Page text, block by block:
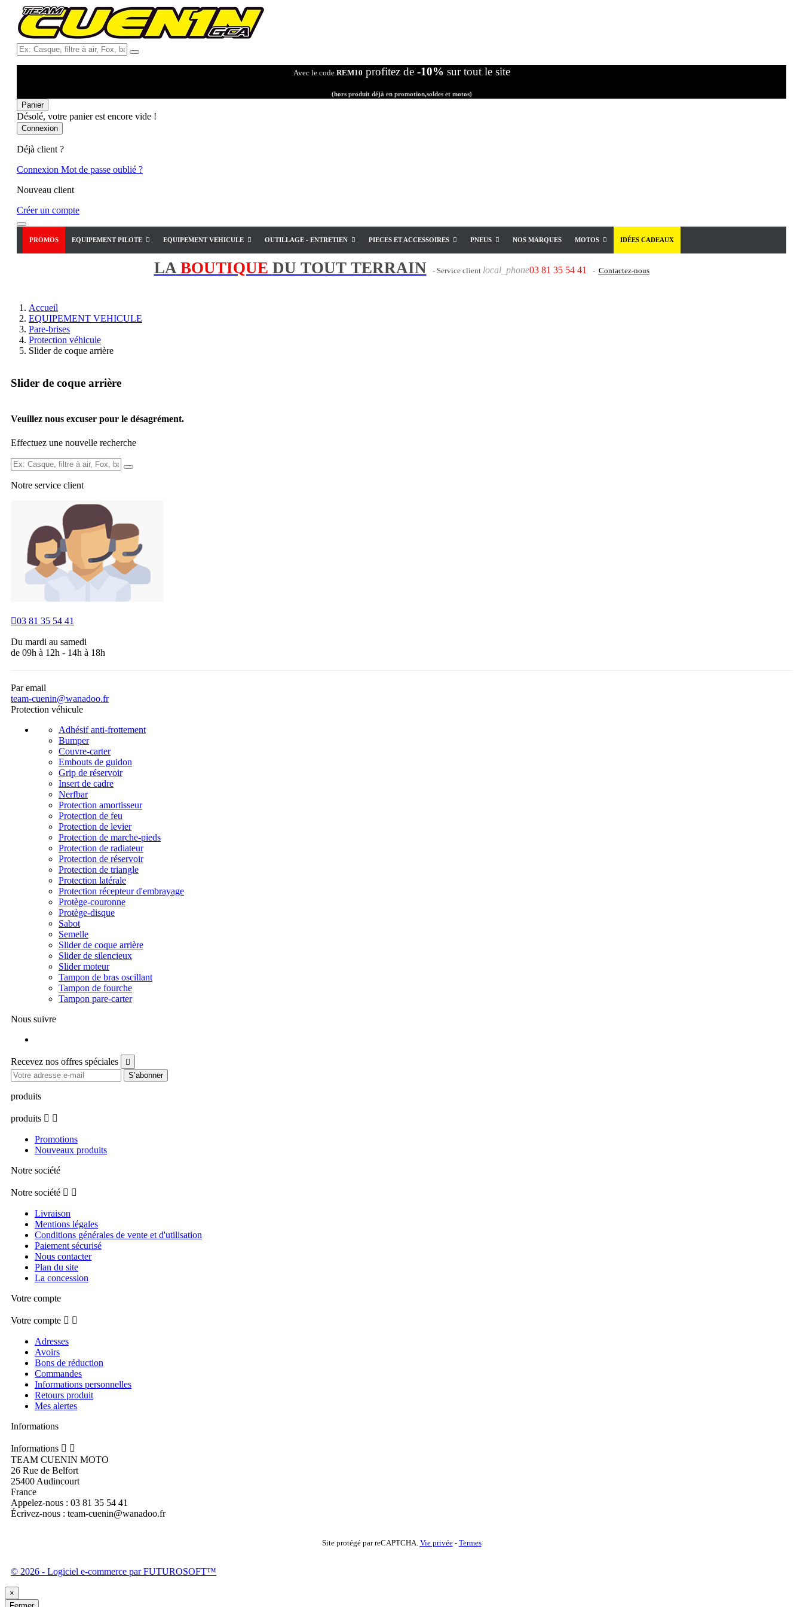
Ex:
Casque,
Fox,
...
Avec le code REM10 profitez de -10% sur tout le site
(hors produit déjà en promotion,soldes et motos)
Panier
Désolé, votre panier est encore vide !
Connexion
Déjà client ?
Connexion Mot de passe oublié ?
Nouveau client
Créer un compte
PROMOS EQUIPEMENT PILOTE EQUIPEMENT VEHICULE OUTILLAGE - ENTRETIEN PIECES ET ACCESSOIRES PNEUS NOS MARQUES MOTOS IDÉES CADEAUX
LABOUTIQUE DU TOUT TERRAIN - Service client local_phone03 81 35 54 41 - Contactez-nous
Accueil
EQUIPEMENT VEHICULE
Pare-brises
Protection véhicule
Slider de coque arrière
Slider de coque arrière
Veuillez nous excuser pour le désagrément.
Effectuez une nouvelle recherche
Ex:
batterie
Notre service client
03 81 35 54 41
Du mardi au samedi
de 09h à 12h - 14h à 18h
Par email
team-cuenin@wanadoo.fr
Protection véhicule
Adhésif anti-frottement
Bumper
Couvre-carter
Embouts de guidon
Grip de réservoir
Insert de cadre
Nerfbar
Protection amortisseur
Protection de feu
Protection de levier
Protection de marche-pieds
Protection de radiateur
Protection de réservoir
Protection de triangle
Protection latérale
Protection récepteur d'embrayage
Protège-couronne
Protège-disque
Sabot
Semelle
Slider de coque arrière
Slider de silencieux
Slider moteur
Tampon de bras oscillant
Tampon de fourche
Tampon pare-carter
Nous suivre
Recevez nos offres spéciales 
produits
produits  
Promotions
Nouveaux produits
Notre société
Notre société  
Livraison
Mentions légales
Conditions générales de vente et d'utilisation
Paiement sécurisé
Nous contacter
Plan du site
La concession
Votre compte
Votre compte  
Adresses
Avoirs
Bons de réduction
Commandes
Informations personnelles
Retours produit
Mes alertes
Informations
Informations  
TEAM CUENIN MOTO
26 Rue de Belfort
25400 Audincourt
France
Appelez-nous : 03 81 35 54 41
Écrivez-nous : team-cuenin@wanadoo.fr
Site protégé par reCAPTCHA. Vie privée- Termes
© 2026 - Logiciel e-commerce par FUTUROSOFT™
×